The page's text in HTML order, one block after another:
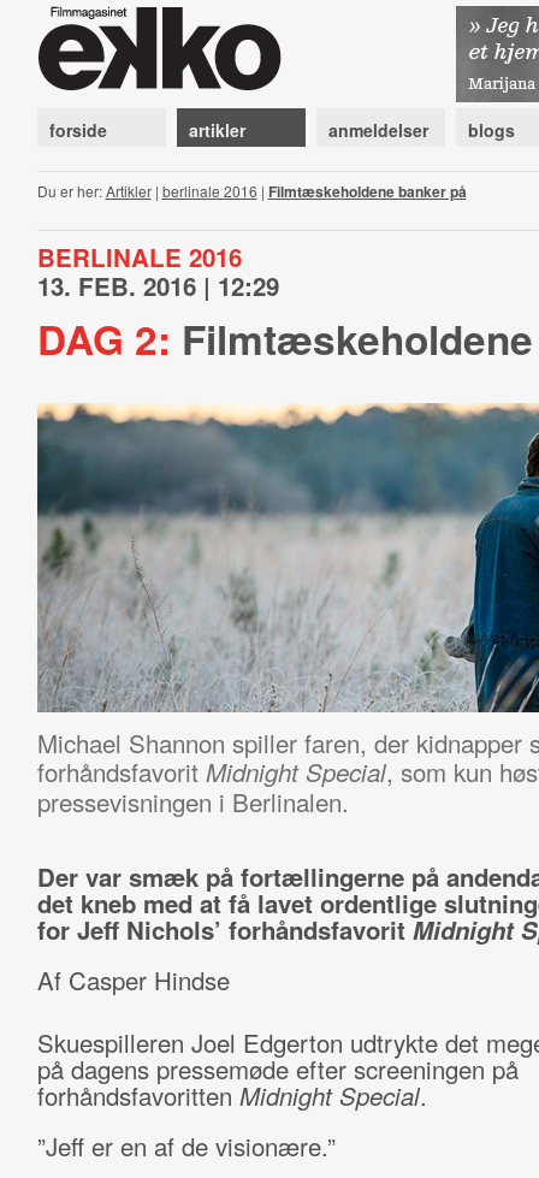
forside artikler anmeldelser blogs
Du er her:Artikler| berlinale 2016 | Filmtæskeholdene banker på
BERLINALE 2016
13. FEB. 2016 | 12:29
DAG 2:
Michael Shannon spiller faren, der kidnapper
forhåndsfavorit Midnight Special, som kun
pressevisningen i Berlinalen.
Der var smæk på fortællingerne på
det kneb med at få lavet ordentlige
for Jeff Nichols’ forhåndsfavoritMidnight
Af Casper Hindse
Skuespilleren Joel Edgerton udtrykte det
på dagens pressemøde efter screeningen på
forhåndsfavoritten Midnight Special.
”Jeff er en af de visionære.”